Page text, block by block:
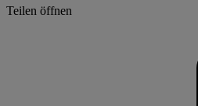
Teilen öffnen